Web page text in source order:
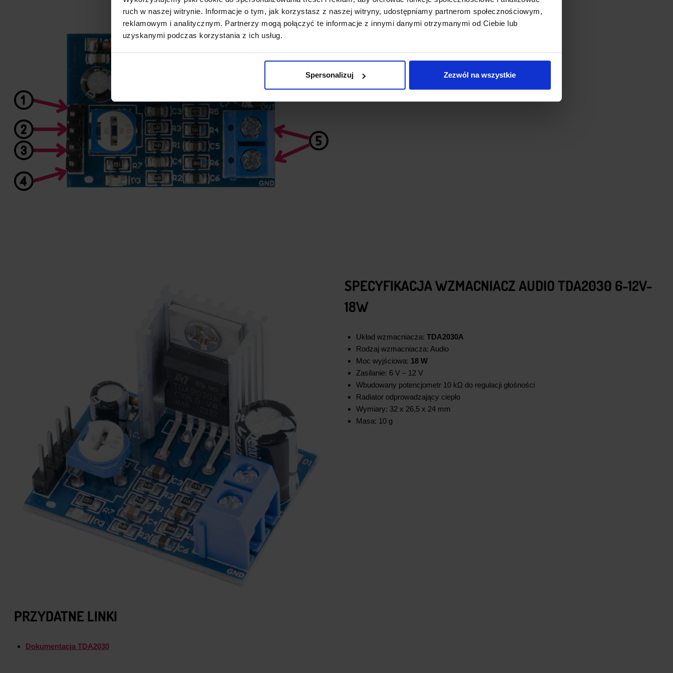
ruch w naszej witrynie. Informacje o tym, jak korzystasz z naszej witryny, udostępniamy partnerom społecznościowym,
reklamowym i analitycznym. Partnerzy mogą połączyć te informacje z innymi danymi otrzymanymi od Ciebie lub
uzyskanymi podczas korzystania z ich usług.
Spersonalizuj Zezwól na wszystkie
GND – Wejście kanału dźwiękowego (-)
GND– Masa układu
Dodatkowo wyjścia są opisane od spodu modułu.
SPECYFIKACJA WZMACNIACZ AUDIO TDA2030 6-12V-
18W
Układ wzmacniacza: TDA2030A
Rodzaj wzmacniacza: Audio
Moc wyjściowa: 18 W
Zasilanie: 6 V – 12 V
Wbudowany potencjometr 10 kΩ do regulacji głośności
Radiator odprowadzający ciepło
Wymiary: 32 x 26,5 x 24 mm
Masa: 10 g
PRZYDATNE LINKI
Dokumentacja TDA2030
Nie przegap okazji, liczba płytek jest ograniczona.
*Możesz zrezygnować z subskrypcji w
się produkty z naszego sklepu o wartości min. 50
zł (oprócz PCB).